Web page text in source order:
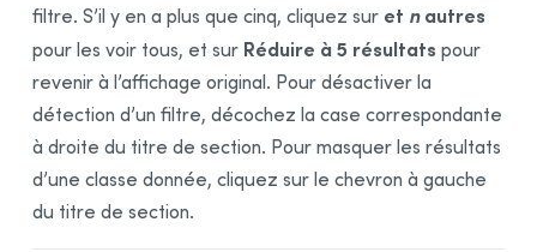
filtre. S’il y en a plus que cinq, cliquez sur et nautres
pour les voir tous, et sur Réduire à 5 résultats pour
revenir à l’affichage original. Pour désactiver la
détection d’un filtre, décochez la case correspondante
à droite du titre de section. Pour masquer les résultats
d’une classe donnée, cliquez sur le chevron à gauche
du titre de section.